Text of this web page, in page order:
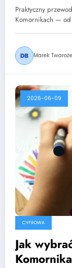
Praktyczny
Komornikach —
Marek
2026-06-09
CYFROWA
Jak